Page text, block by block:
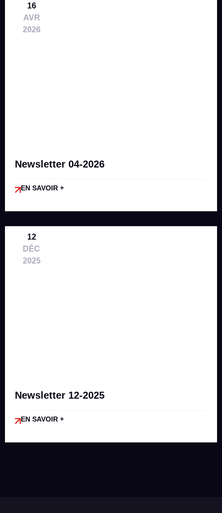
16
AVR
2026
Newsletter 04-2026
EN SAVOIR +
12
DÉC
2025
Newsletter 12-2025
EN SAVOIR +